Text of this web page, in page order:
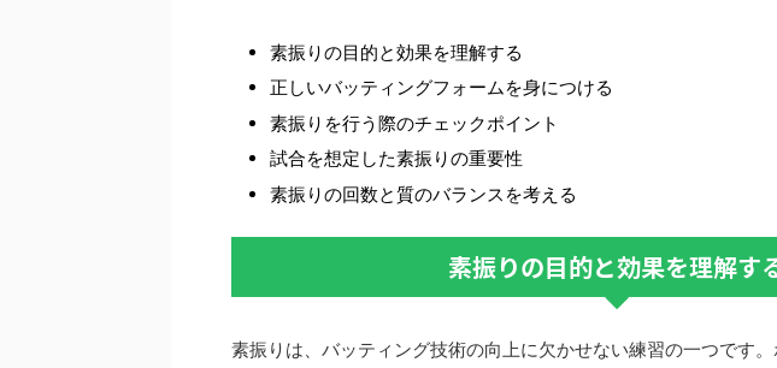
素振りの目的と効果を理解する
正しいバッティングフォームを身につける
素振りを行う際のチェックポイント
試合を想定した素振りの重要性
素振りの回数と質のバランスを考える
素振りの目的と効果を理解す
素振りは、バッティング技術の向上に欠かせない練習の一つです